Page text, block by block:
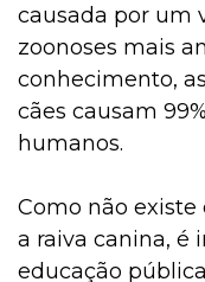
causada por um
zoonoses mais
conhecimento,
cães causam
humanos.
Como não
a raiva canina, é
educação